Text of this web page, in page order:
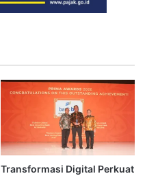
Transformasi Digital Perkuat